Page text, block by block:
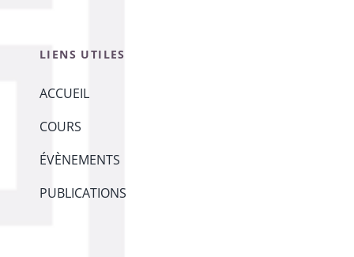
LIENS UTILES
ACCUEIL
COURS
ÉVÈNEMENTS
PUBLICATIONS